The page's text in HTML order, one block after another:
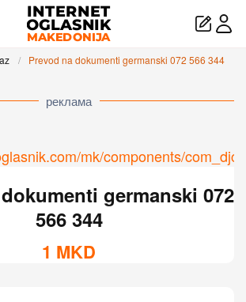
content
Prevod na dokumenti germanski 072 566 344
реклама
germanski 072
566 344
1 MKD